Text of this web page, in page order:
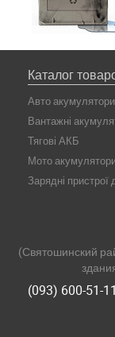
Каталог
Авто акумулятори
Вантажні
Тягові АКБ
Мото
Зарядні
(Святошинский
(093) 600-51-11